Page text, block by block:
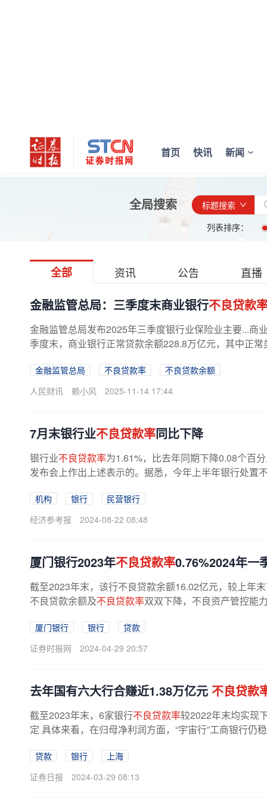
首页 快讯 新闻
全局搜索
标题搜索
列表排序：
全部 资讯 公告 直播
金融监管总局：三季度末商业银行不良贷款
金融监管总局发布2025年三季度银行业保险业主要...商
季度末，商业银行正常贷款余额228.8万亿元，其中正
金融监管总局 不良贷款率
不良贷款余额
人民财讯
赖小风 2025-11-14 17:44
7月末银行业不良贷款率同比下降
银行业不良贷款率为1.61%，比去年同期下降0.08个百
发布会上作出上述表示的。据悉，今年上半年银行处置
机构 银行
民营银行
经济参考报
2024-08-22 08:48
厦门银行2023年不良贷款率0.76%2024年一
截至2023年末，该行不良贷款余额16.02亿元，较上年
不良贷款余额及不良贷款率双双下降，不良资产管控能
厦门银行 银行
贷款
证券时报网
2024-04-29 20:57
去年国有六大行合赚近1.38万亿元 不良贷款
截至2023年末，6家银行不良贷款率较2022年末均实现
定 具体来看，在归母净利润方面，“宇宙行”工商银行仍
贷款 银行
上海
证券日报
2024-03-29 08:13